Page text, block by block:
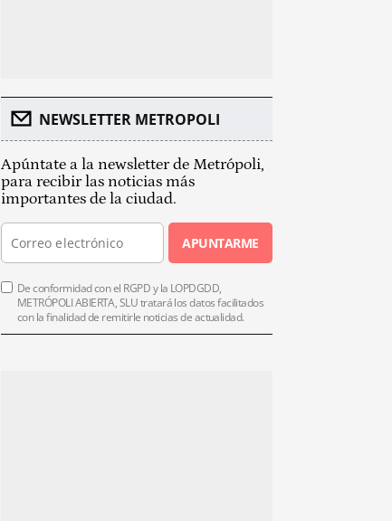
NEWSLETTER METROPOLI
Apúntate a la newsletter de Metrópoli,
para recibir las noticias más
importantes de la ciudad.
APUNTARME
De conformidad con el RGPD y la LOPDGDD,
METRÓPOLI ABIERTA, SLU tratará los datos facilitados
con la finalidad de remitirle noticias de actualidad.